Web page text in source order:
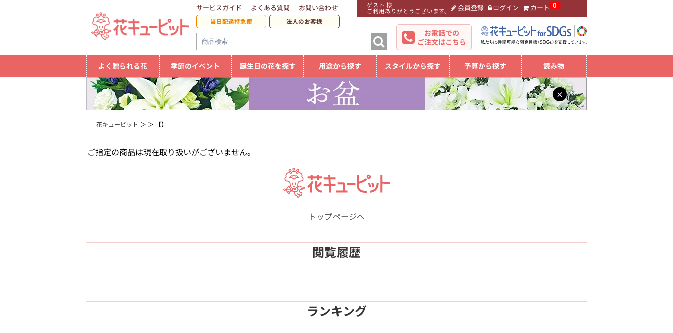
ゲスト 様
ご利用ありがとうございます。 会員登録 ログイン カート 0
サービスガイド よくある質問 お問い合わせ
当日配達特急便 法人のお客様
お電話での
ご注文はこちら
よく贈られる花 季節のイベント 誕生日の花を探す 用途から探す スタイルから探す 予算から探す 読み物
×
花キューピット 【】
ご指定の商品は現在取り扱いがございません。
トップページへ
閲覧履歴
ランキング